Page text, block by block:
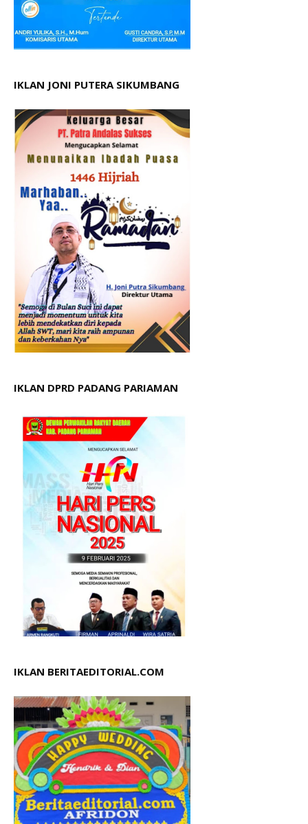
IKLAN JONI PUTERA SIKUMBANG
IKLAN DPRD PADANG PARIAMAN
IKLAN BERITAEDITORIAL.COM